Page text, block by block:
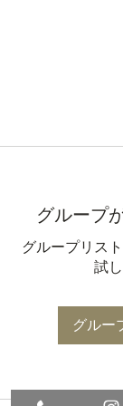
グループ
グループリス
試
グルー